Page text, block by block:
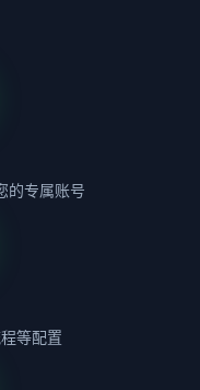
的专属账号
等配置